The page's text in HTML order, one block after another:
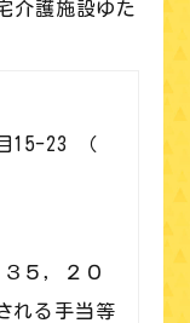
介護施設ゆた
15-23 （
５，２０
れる手当等